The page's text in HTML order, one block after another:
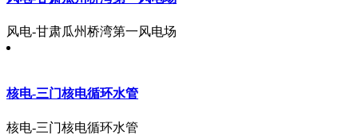
风电-甘肃瓜州桥湾第一风电场
核电-三门核电循环水管
核电-三门核电循环水管